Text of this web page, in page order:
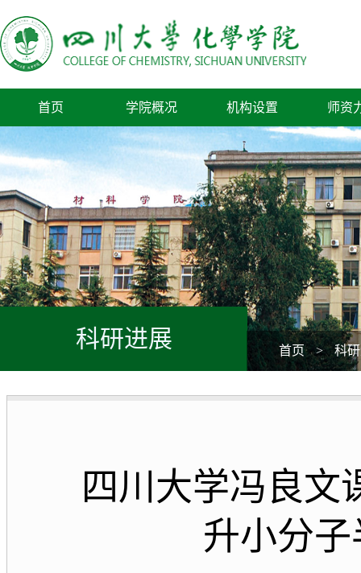
首页 学院概况 机构设置 师资
科研进展 首页 > 科
四川大学冯良文
升小分